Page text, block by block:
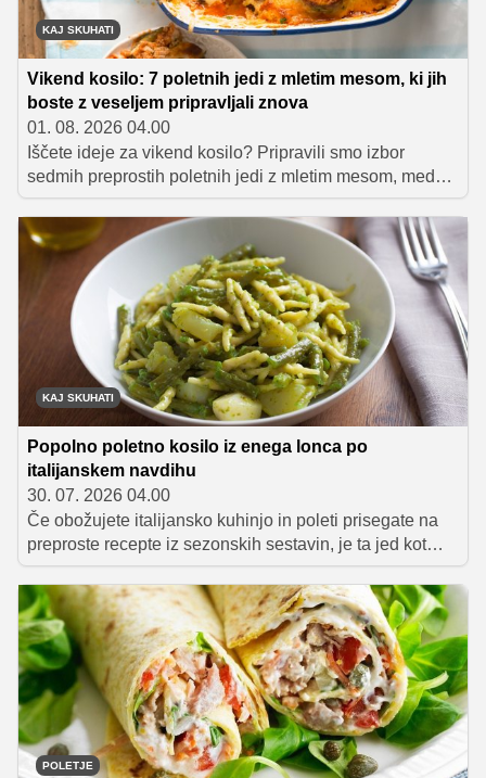
KAJ SKUHATI
Vikend kosilo: 7 poletnih jedi z mletim mesom, ki jih
boste z veseljem pripravljali znova
01. 08. 2026 04.00
Iščete ideje za vikend kosilo? Pripravili smo izbor
sedmih preprostih poletnih jedi z mletim mesom, med
katerimi boste našli vse od lahke musake z bučkami do
hitrih piščančjih takosov in pečenih jajčevcev z bogatim
mesnim nadevom.
KAJ SKUHATI
Popolno poletno kosilo iz enega lonca po
italijanskem navdihu
30. 07. 2026 04.00
Če obožujete italijansko kuhinjo in poleti prisegate na
preproste recepte iz sezonskih sestavin, je ta jed kot
nalašč za vas. Testenine po ligurijsko združujejo pesto,
krompir, stročji fižol in testenine v okusno, hranljivo in
presenetljivo preprosto kosilo, ki ga pripravimo v enem
loncu.
POLETJE